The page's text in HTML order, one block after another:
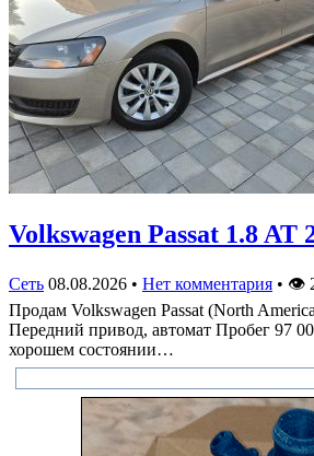
Volkswagen Passat 1.8 AT
Сеть 08.08.2026 • Нет комментария • 👁
Продам Volkswagen Passat (North
Передний привод, автомат Пробег 97
хорошем состоянии…